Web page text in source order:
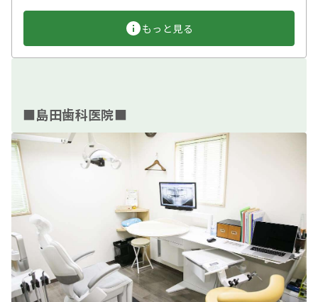
もっと見る
■島田歯科医院■